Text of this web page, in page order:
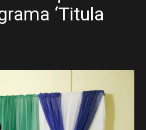
‘Titula